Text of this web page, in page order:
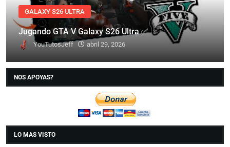
GALAXY S26 ULTRA
Jugando GTA V Galaxy S26 Ultra ✅
YouTutosJeff abril 29, 2026
NOS APOYAS?
LO MAS VISTO